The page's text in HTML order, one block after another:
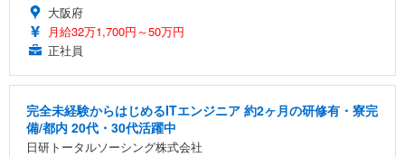
大阪府
月給32万1,700円～50万円
正社員
完全未経験からはじめるITエンジニア 約2ヶ月の研修有・寮完
備/都内 20代・30代活躍中
日研トータルソーシング株式会社